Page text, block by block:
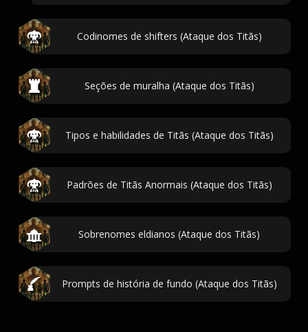
Codinomes de shifters (Ataque dos Titãs)
Seções de muralha (Ataque dos Titãs)
Tipos e habilidades de Titãs (Ataque dos Titãs)
Padrões de Titãs Anormais (Ataque dos Titãs)
Sobrenomes eldianos (Ataque dos Titãs)
Prompts de história de fundo (Ataque dos Titãs)